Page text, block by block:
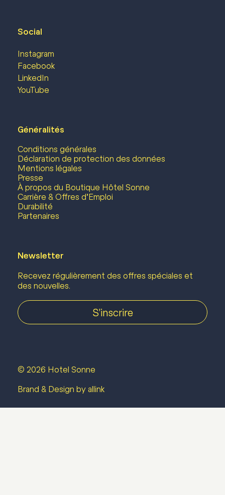
Social
Instagram
Facebook
LinkedIn
YouTube
Généralités
Conditions générales
Déclaration de protection des données
Mentions légales
Presse
À propos du Boutique Hôtel Sonne
Carrière & Offres d’Emploi
Durabilité
Partenaires
Newsletter
Recevez régulièrement des offres spéciales et
des nouvelles.
S'inscrire
© 2026 Hotel Sonne
Brand & Design by allink